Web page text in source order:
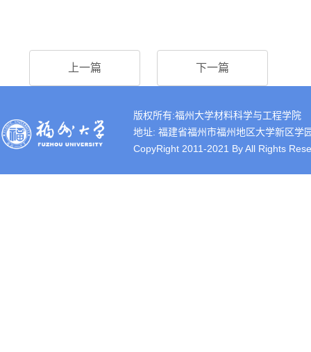
上一篇 下一篇
版权所有:福州大学材料科学与工程学院
地址: 福建省福州市福州地区大学新区
CopyRight 2011-2021 By All Rights